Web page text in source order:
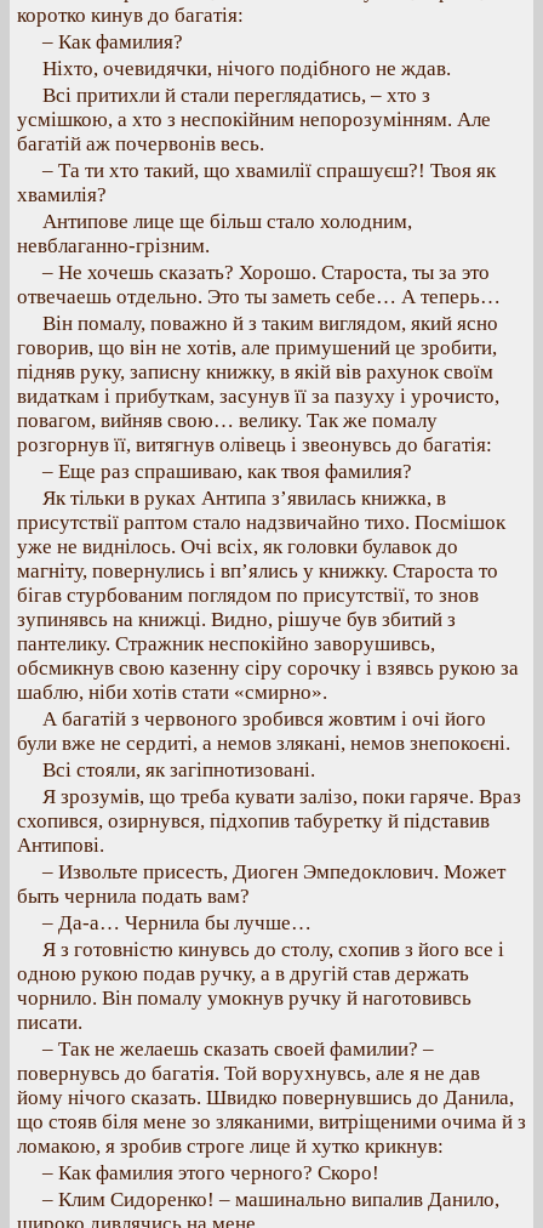
коротко кинув до багатія:
– Как фамилия?
Ніхто, очевидячки, нічого подібного не ждав.
Всі притихли й стали переглядатись, – хто з
усмішкою, а хто з неспокійним непорозумінням. Але
багатій аж почервонів весь.
– Та ти хто такий, що хвамилії спрашуєш?! Твоя як
хвамилія?
Антипове лице ще більш стало холодним,
невблаганно-грізним.
– Не хочешь сказать? Хорошо. Староста, ты за это
отвечаешь отдельно. Это ты заметь себе… А теперь…
Він помалу, поважно й з таким виглядом, який ясно
говорив, що він не хотів, але примушений це зробити,
підняв руку, записну книжку, в якій вів рахунок своїм
видаткам і прибуткам, засунув її за пазуху і урочисто,
повагом, вийняв свою… велику. Так же помалу
розгорнув її, витягнув олівець і звеонувсь до багатія:
– Еще раз спрашиваю, как твоя фамилия?
Як тільки в руках Антипа з’явилась книжка, в
присутствії раптом стало надзвичайно тихо. Посмішок
уже не виднілось. Очі всіх, як головки булавок до
магніту, повернулись і вп’ялись у книжку. Староста то
бігав стурбованим поглядом по присутствії, то знов
зупинявсь на книжці. Видно, рішуче був збитий з
пантелику. Стражник неспокійно заворушивсь,
обсмикнув свою казенну сіру сорочку і взявсь рукою за
шаблю, ніби хотів стати «смирно».
А багатій з червоного зробився жовтим і очі його
були вже не сердиті, а немов злякані, немов знепокоєні.
Всі стояли, як загіпнотизовані.
Я зрозумів, що треба кувати залізо, поки гаряче. Враз
схопився, озирнувся, підхопив табуретку й підставив
Антипові.
– Извольте присесть, Диоген Эмпедоклович. Может
быть чернила подать вам?
– Да-а… Чернила бы лучше…
Я з готовністю кинувсь до столу, схопив з його все і
одною рукою подав ручку, а в другій став держать
чорнило. Він помалу умокнув ручку й наготовивсь
писати.
– Так не желаешь сказать своей фамилии? –
повернувсь до багатія. Той ворухнувсь, але я не дав
йому нічого сказать. Швидко повернувшись до Данила,
що стояв біля мене зо зляканими, витріщеними очима й з
ломакою, я зробив строге лице й хутко крикнув:
– Как фамилия этого черного? Скоро!
– Клим Сидоренко! – машинально випалив Данило,